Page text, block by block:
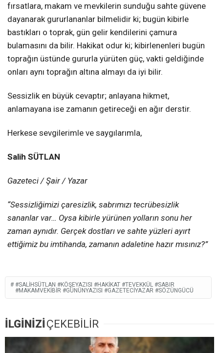
fırsatlara, makam ve mevkilerin sunduğu sahte güvene
dayanarak gururlananlar bilmelidir ki; bugün kibirle
bastıkları o toprak, gün gelir kendilerini çamura
bulamasını da bilir. Hakikat odur ki; kibirlenenleri bugün
toprağın üstünde gururla yürüten güç, vakti geldiğinde
onları aynı toprağın altına almayı da iyi bilir.
Sessizlik en büyük cevaptır; anlayana hikmet,
anlamayana ise zamanın getireceği en ağır derstir.
Herkese sevgilerimle ve saygılarımla,
Salih SÜTLAN
Gazeteci / Şair / Yazar
“Sessizliğimizi çaresizlik, sabrımızı tecrübesizlik
sananlar var… Oysa kibirle yürünen yolların sonu her
zaman aynıdır. Gerçek dostları ve sahte yüzleri ayırt
ettiğimiz bu imtihanda, zamanın adaletine hazır mısınız?”
#SALIHSÜTLAN #KÖŞEYAZISI #HAKIKAT #TEVEKKÜL #SABIR
#MAKAMVEKIBIR #GÜNÜNYAZISI #GAZETECIYAZAR #SÖZÜNGÜCÜ
İLGİNİZİÇEKEBİLİR